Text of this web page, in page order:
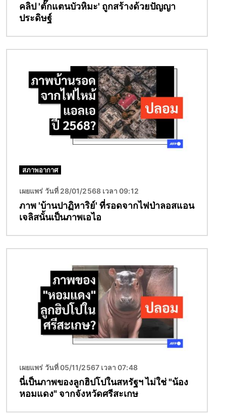
คลิป 'ตั๊กแตนบัวหิมะ' ถูกสร้างด้วยปัญญา
ประดิษฐ์
สภาพอากาศ
เผยแพร่ วันที่ 28/01/2568 เวลา 09:12
ภาพ 'บ้านปาฏิหาริย์' ที่รอดจากไฟป่าลอสแอน
เจลิสนั้นเป็นภาพเอไอ
เผยแพร่ วันที่ 05/11/2567 เวลา 07:48
นี่เป็นภาพของลูกฮิปโปในสหรัฐฯ ไม่ใช่ "น้อง
หอมแดง" จากจังหวัดศรีสะเกษ